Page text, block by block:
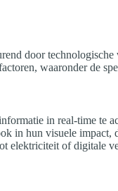
door
waaronder de
in real-time te
in hun visuele
elektriciteit of digitale